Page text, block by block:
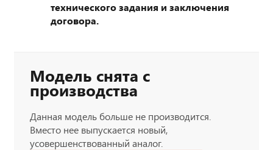
технического задания и заключения
договора.
Модель снята с
производства
Данная модель больше не производится.
Вместо нее выпускается новый,
усовершенствованный аналог.